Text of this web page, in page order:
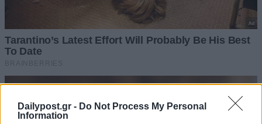
Dailypost.gr - Do Not Process My Personal
Information